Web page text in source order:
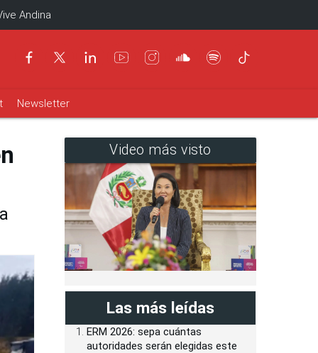
Andina
Newsletter
Video más visto
Las más leídas
ERM 2026: sepa cuántas
autoridades serán elegidas este